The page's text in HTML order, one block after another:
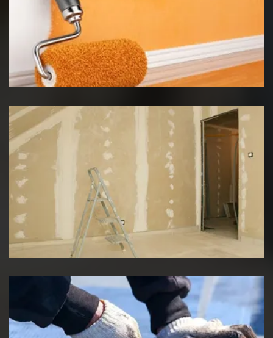
Peinture intérieur
Pose de placo